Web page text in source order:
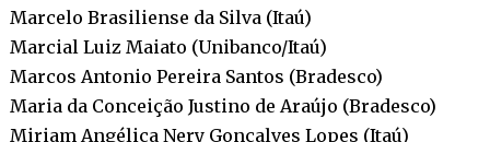
Marcelo Brasiliense da Silva (Itaú)
Marcial Luiz Maiato (Unibanco/Itaú)
Marcos Antonio Pereira Santos (Bradesco)
Maria da Conceição Justino de Araújo (Bradesco)
Miriam Angélica Nery Gonçalves Lopes (Itaú)